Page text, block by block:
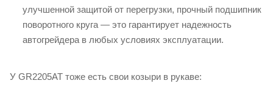
улучшенной защитой от перегрузки, прочный подшипник
поворотного круга — это гарантирует надежность
автогрейдера в любых условиях эксплуатации.
У GR2205AT тоже есть свои козыри в рукаве: